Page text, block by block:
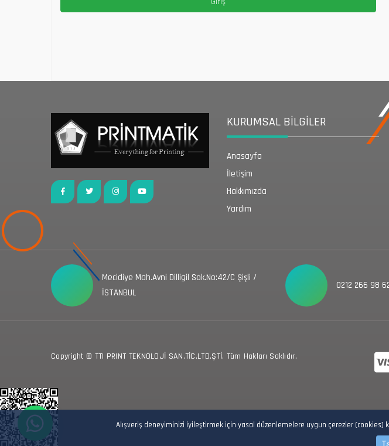
Alışveriş deneyiminizi iyileştirmek için yasal düzenlemelere uygun çerezler (cookies)
KURUMSAL BİLGİLER
Anasayfa
İletişim
Hakkımızda
Yardım
Mecidiye Mah.Avni Dilligil Sok.No:42/C Şişli /
İSTANBUL
0212 266 98
Copyright © TTI PRINT TEKNOLOJİ SAN.TİC.LTD.ŞTİ. Tüm Hakları Saklıdır.